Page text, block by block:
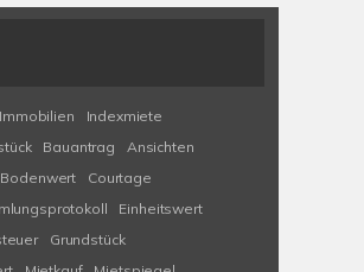
Immobilien
Indexmiete
Bauantrag
Ansichten
Bodenwert
Courtage
Einheitswert
Grundstück